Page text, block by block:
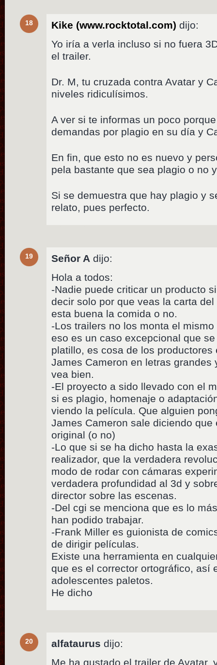
18 Kike (www.rocktotal.com) dijo:
Yo iría a verla incluso si no fuera
el trailer.
Dr. M, tu cruzada contra Avatar y
niveles ridiculísimos.
A ver si te informas un poco
demandas por plagio en su día y
En fin, que esto no es nuevo y
pela bastante que sea plagio o no
Si se demuestra que hay plagio y
relato, pues perfecto.
19 Señor A dijo:
Hola a todos:
-Nadie puede criticar un producto
decir solo por que veas la carta
esta buena la comida o no.
-Los trailers no los monta el
eso es un caso excepcional que
platillo, es cosa de los productores
James Cameron en letras grandes
vea bien.
-El proyecto a sido llevado con el
si es plagio, homenaje o
viendo la película. Que alguien
James Cameron sale diciendo
original (o no)
-Lo que si se ha dicho hasta la
realizador, que la verdadera
modo de rodar con cámaras
verdadera profundidad al 3d y
director sobre las escenas.
-Del cgi se menciona que es lo
han podido trabajar.
-Frank Miller es guionista de
de dirigir películas.
Existe una herramienta en
que es el corrector ortográfico, así
adolescentes paletos.
He dicho
20 alfataurus dijo:
Me ha gustado el trailer de Avatar,